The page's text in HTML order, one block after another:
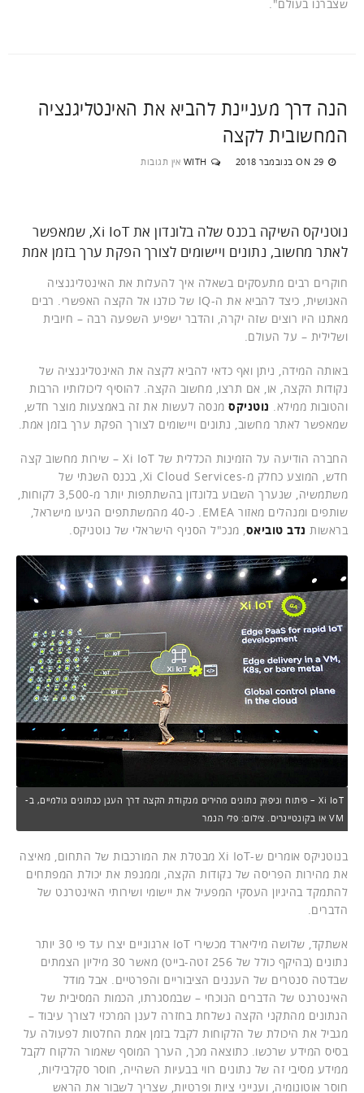
שצברנו בעולם".
הנה דרך מעניינת להביא את האינטליגנציה
המחשובית לקצה
ON 29 בנובמבר 2018 WITH אין תגובות
נוטניקס השיקה בכנס שלה בלונדון את Xi IoT, שמאפשר
לאתר מחשוב, נתונים ויישומים לצורך הפקת ערך בזמן אמת
חוקרים רבים מתעסקים בשאלה איך להעלות את האינטליגנציה
האנושית, כיצד להביא את ה-IQ של כולנו אל הקצה האפשרי. רבים
מאתנו היו רוצים שזה יקרה, והדבר ישפיע השפעה רבה – חיובית
ושלילית – על העולם.
באותה המידה, ניתן ואף כדאי להביא לקצה את האינטליגנציה של
נקודות הקצה, או, אם תרצו, מחשוב הקצה. להוסיף ליכולותיו הרבות
והטובות ממילא. נוטניקס מנסה לעשות את זה באמצעות מוצר חדש,
שמאפשר לאתר מחשוב, נתונים ויישומים לצורך הפקת ערך בזמן אמת.
החברה הודיעה על הזמינות הכללית של Xi IoT – שירות מחשוב קצה
חדש, המוצע כחלק מ-Xi Cloud Services, בכנס השנתי של
משתמשיה, שנערך השבוע בלונדון בהשתתפות יותר מ-3,500 לקוחות,
שותפים ומנהלים מאזור EMEA. כ-40 מהמשתתפים הגיעו מישראל,
בראשות נדב טוביאס , מנכ"ל הסניף הישראלי של נוטניקס.
Xi IoT – פיתוח וניפוק נתונים מהירים מנקודת הקצה דרך הענן כנתונים גולמיים, ב-
VM או בקונטיינרים. צילום: פלי הנמר
בנוטניקס אומרים ש-Xi IoT מבטלת את המורכבות של התחום, מאיצה
את מהירות הפריסה של נקודות הקצה, וממנפת את יכולת המפתחים
להתמקד בהיגיון העסקי המפעיל את יישומי ושירותי האינטרנט של
הדברים.
אשתקד, שלושה מיליארד מכשירי IoT ארגוניים יצרו עד פי 30 יותר
נתונים (בהיקף כולל של 256 זטה-בייט) מאשר 30 מיליון הצמתים
שבדטה סנטרים של העננים הציבוריים והפרטיים. אבל מודל
האינטרנט של הדברים הנוכחי – שבמסגרתו, הכמות המסיבית של
הנתונים מהתקני הקצה נשלחת בחזרה לענן המרכזי לצורך עיבוד –
מגביל את היכולת של הלקוחות לקבל בזמן אמת החלטות לפעולה על
בסיס המידע שרכשו. כתוצאה מכך, הערך המוסף שאמור הלקוח לקבל
ממידע מסיבי זה של נתונים רווי בבעיות השהייה, חוסר סקלביליות,
חוסר אוטונומיה, וענייני ציות ופרטיות, שצריך לשבור את הראש